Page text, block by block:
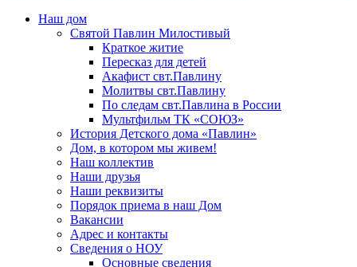
Наш дом
Святой Павлин Милостивый
Краткое житие
Пересказ для детей
Акафист свт.Павлину
Молитвы свт.Павлину
По следам свт.Павлина в России
Мультфильм ТК «СОЮЗ»
История Детского дома «Павлин»
Дом, в котором мы живем!
Наш коллектив
Наши друзья
Наши реквизиты
Порядок приема в наш Дом
Вакансии
Адрес и контакты
Сведения о НОУ
Основные сведения